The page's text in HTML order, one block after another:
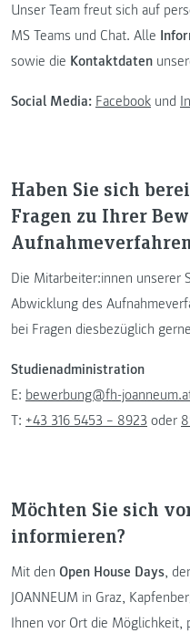
Unser Team freut sich auf
MS Teams und Chat. Alle
sowie die Kontaktdaten
Social Media: Facebook und
Haben Sie sich
Fragen zu Ihrer
Die Mitarbeiter:innen unserer
Abwicklung des
bei Fragen diesbezüglich
Studienadministration
E: bewerbung@fh-
T: +43 316 5453 – 8923 oder
Möchten Sie sich
informieren?
Mit den Open House Days,
JOANNEUM in Graz,
Ihnen vor Ort die Möglichkeit,